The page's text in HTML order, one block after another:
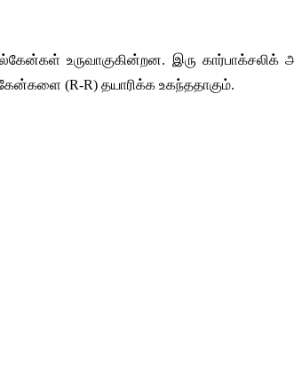
உருவாகுகின்றன. இரு கார்பாக்சலிக்
(R-R) தயாரிக்க உகந்ததாகும்.